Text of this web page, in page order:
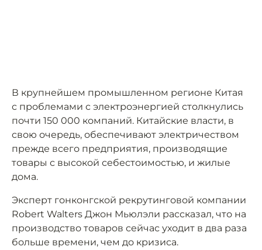
В крупнейшем промышленном регионе Китая
с проблемами с электроэнергией столкнулись
почти 150 000 компаний. Китайские власти, в
свою очередь, обеспечивают электричеством
прежде всего предприятия, производящие
товары с высокой себестоимостью, и жилые
дома.
Эксперт гонконгской рекрутинговой компании
Robert Walters Джон Мьюлэли рассказал, что на
производство товаров сейчас уходит в два раза
больше времени, чем до кризиса.